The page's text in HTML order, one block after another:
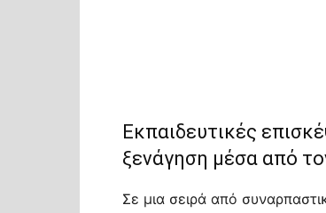
Εκπαιδευτικές
ξενάγηση μέσα από
Σε μια σειρά από